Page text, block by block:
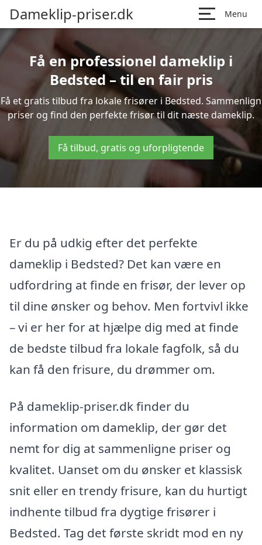
Dameklip-priser.dk Menu
Få en professionel dameklip i
Bedsted – til en fair pris
Få et gratis tilbud fra lokale frisører i Bedsted. Sammenlign
priser og find den perfekte frisør til dit næste dameklip.
Få tilbud, gratis og uforpligtende
Er du på udkig efter det perfekte
dameklip i Bedsted? Det kan være en
udfordring at finde en frisør, der lever op
til dine ønsker og behov. Men fortvivl ikke
– vi er her for at hjælpe dig med at finde
de bedste tilbud fra lokale fagfolk, så du
kan få den frisure, du drømmer om.
På dameklip-priser.dk finder du
information om dameklip, der gør det
nemt for dig at sammenligne priser og
kvalitet. Uanset om du ønsker et klassisk
snit eller en trendy frisure, kan du hurtigt
indhente tilbud fra dygtige frisører i
Bedsted. Tag det første skridt mod en ny